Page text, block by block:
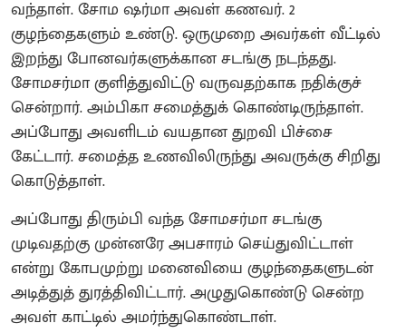
வந்தாள். சோம ஷர்மா அவள் கணவர். 2
குழந்தைகளும் உண்டு.‌ ஒருமுறை அவர்கள் வீட்டில்
இறந்து போனவர்களுக்கான சடங்கு நடந்தது‌.
சோமசர்மா குளித்துவிட்டு வருவதற்காக நதிக்குச்
சென்றார். அம்பிகா சமைத்துக் கொண்டிருந்தாள்.
அப்போது அவளிடம் வயதான துறவி பிச்சை
கேட்டார். சமைத்த உணவிலிருந்து அவருக்கு சிறிது
கொடுத்தாள்.
அப்போது திரும்பி வந்த சோமசர்மா சடங்கு
முடிவதற்கு முன்னரே அபசாரம் செய்துவிட்டாள்
என்று கோபமுற்று மனைவியை குழந்தைகளுடன்
அடித்துத் துரத்திவிட்டார். அழுதுகொண்டு சென்ற
அவள் காட்டில் அமர்ந்துகொண்டாள்.